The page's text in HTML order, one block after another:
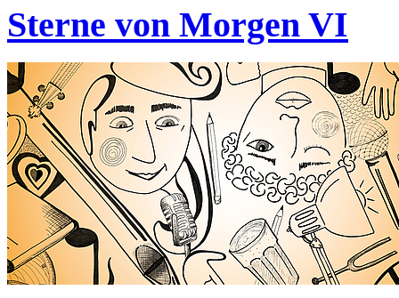
Sterne von Morgen VI